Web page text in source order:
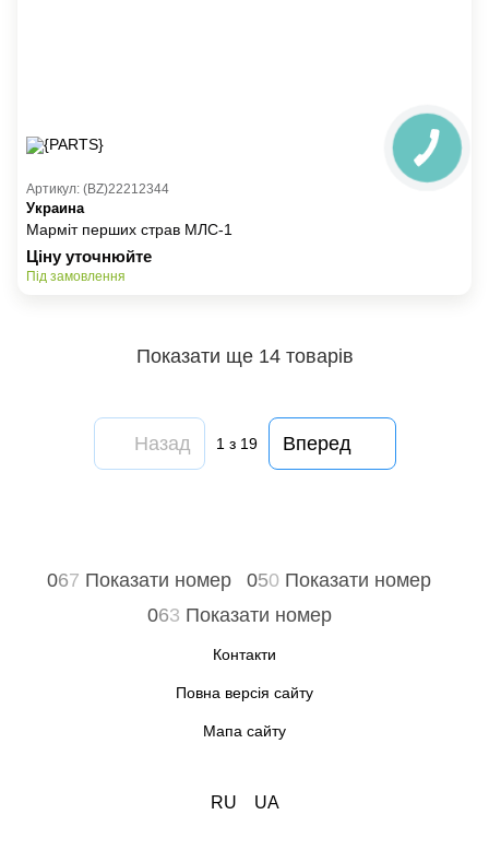
Артикул: (BZ)22212344
Украина
Марміт перших страв МЛС-1
Ціну уточнюйте
Під замовлення
Показати ще 14 товарів
Назад 1з 19 Вперед
067 Показати номер 050 Показати номер
063 Показати номер
Контакти
Повна версія сайту
Мапа сайту
RU UA